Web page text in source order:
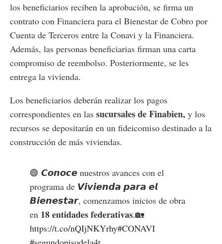
los beneficiarios reciben la aprobación, se firma un
contrato con Financiera para el Bienestar de Cobro por
Cuenta de Terceros entre la Conavi y la Financiera.
Además, las personas beneficiarias firman una carta
compromiso de reembolso. Posteriormente, se les
entrega la vivienda.
Los beneficiarios deberán realizar los pagos
correspondientes en las sucursales de Finabien, y los
recursos se depositarán en un fideicomiso destinado a la
construcción de más viviendas.
🟢 𝘾𝙤𝙣𝙤𝙘𝙚 nuestros avances con el
programa de 𝙑𝙞𝙫𝙞𝙚𝙣𝙙𝙖 𝙥𝙖𝙧𝙖 𝙚𝙡
𝘽𝙞𝙚𝙣𝙚𝙨𝙩𝙖𝙧, comenzamos inicios de obra
en 𝟏𝟖 𝐞𝐧𝐭𝐢𝐝𝐚𝐝𝐞𝐬 𝐟𝐞𝐝𝐞𝐫𝐚𝐭𝐢𝐯𝐚𝐬.🏡
https://t.co/nQIjNKYrhy#CONAVI